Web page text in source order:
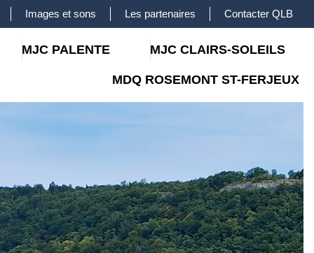
Images et sons Les partenaires Contacter QLB
MJC PALENTE MJC CLAIRS-SOLEILS
MDQ ROSEMONT ST-FERJEUX